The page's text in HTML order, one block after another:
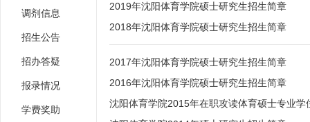
调剂信息
招生公告
招办答疑
报录情况
学费奖助
2019年沈阳体育学院硕士研究生招生简章
2018年沈阳体育学院硕士研究生招生简章
2017年沈阳体育学院硕士研究生招生简章
2016年沈阳体育学院硕士研究生招生简章
沈阳体育学院2015年在职攻读体育硕士专业学